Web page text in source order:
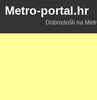
Metro-portal.hr
Dobrodošli na